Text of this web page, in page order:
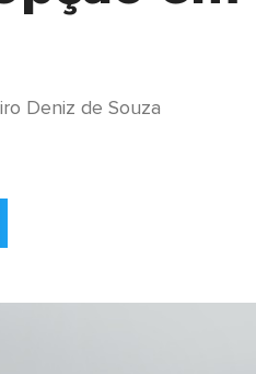
Deniz de Souza